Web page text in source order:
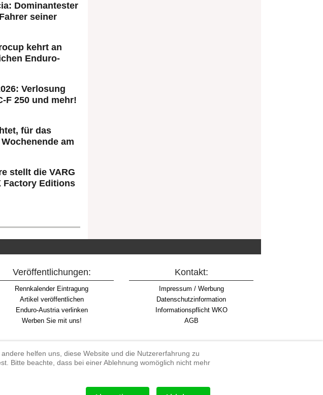
Dominantester
seiner
kehrt an
Enduro-
Verlosung
F 250 und mehr!
für das
am
stellt die VARG
Factory Editions
Veröffentlichungen:
Rennkalender Eintragung
Artikel veröffentlichen
Enduro-Austria verlinken
Werben Sie mit uns!
Kontakt:
Impressum / Werbung
Datenschutzinformation
Informationspflicht WKO
AGB
Endurorennen, Hardenduro, Extreme Enduro
helfen uns, diese Website und die Nutzererfahrung zu
Bitte beachte, dass bei einer Ablehnung womöglich nicht mehr